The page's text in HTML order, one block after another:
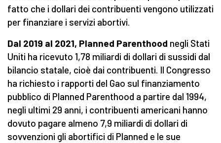
fatto che i dollari dei contribuenti vengono utilizzati
per finanziare i servizi abortivi.
Dal 2019 al 2021, Planned Parenthood negli Stati
Uniti ha ricevuto 1,78 miliardi di dollari di sussidi dal
bilancio statale, cioè dai contribuenti. Il Congresso
ha richiesto i rapporti del Gao sul finanziamento
pubblico di Planned Parenthood a partire dal 1994,
negli ultimi 29 anni, i contribuenti americani hanno
dovuto pagare almeno 7,9 miliardi di dollari di
sovvenzioni gli abortifici di Planned e le sue